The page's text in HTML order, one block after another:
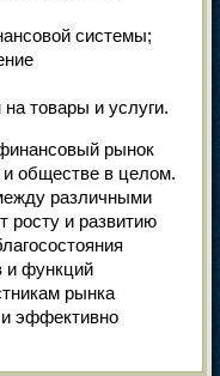
системы;
товары и услуги.
рынок
и обществе в целом.
различными
росту и развитию
и функций
рынка
эффективно